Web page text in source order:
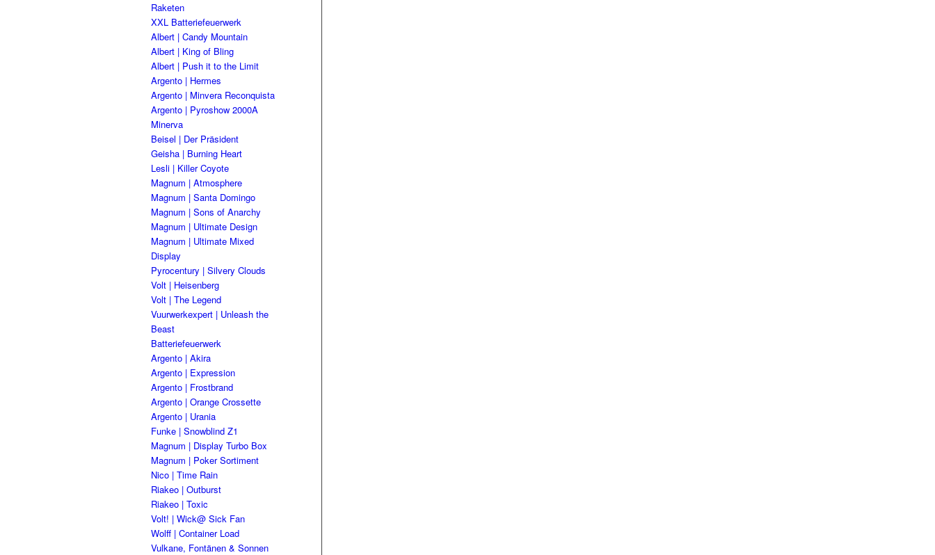
Raketen
XXL Batteriefeuerwerk
Albert | Candy Mountain
Albert | King of Bling
Albert | Push it to the Limit
Argento | Hermes
Argento | Minvera Reconquista
Argento | Pyroshow 2000A
Minerva
Beisel | Der Präsident
Geisha | Burning Heart
Lesli | Killer Coyote
Magnum | Atmosphere
Magnum | Santa Domingo
Magnum | Sons of Anarchy
Magnum | Ultimate Design
Magnum | Ultimate Mixed
Display
Pyrocentury | Silvery Clouds
Volt | Heisenberg
Volt | The Legend
Vuurwerkexpert | Unleash the
Beast
Batteriefeuerwerk
Argento | Akira
Argento | Expression
Argento | Frostbrand
Argento | Orange Crossette
Argento | Urania
Funke | Snowblind Z1
Magnum | Display Turbo Box
Magnum | Poker Sortiment
Nico | Time Rain
Riakeo | Outburst
Riakeo | Toxic
Volt! | Wick@ Sick Fan
Wolff | Container Load
Vulkane, Fontänen & Sonnen